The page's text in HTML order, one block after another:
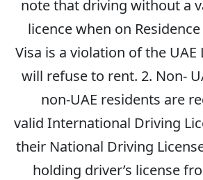
note that driving without a
licence when on
Visa is a violation of the UAE
will refuse to rent. 2. Non-
non-UAE residents are
valid International Driving
their National Driving
holding driver’s license